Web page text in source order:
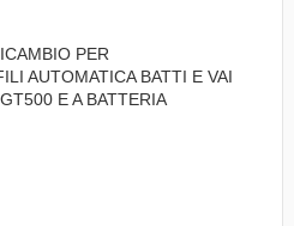
PER
AUTOMATICA BATTI E VAI
E A BATTERIA